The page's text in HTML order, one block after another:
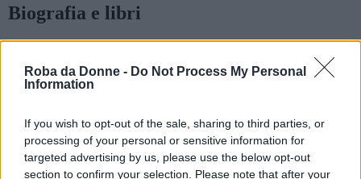
Roba da Donne - Do Not Process My Personal
Information
If you wish to opt-out of the sale, sharing to third parties, or
processing of your personal or sensitive information for
targeted advertising by us, please use the below opt-out
section to confirm your selection. Please note that after your
Biografia e libri
#NonostanteeC’è
molto di più.